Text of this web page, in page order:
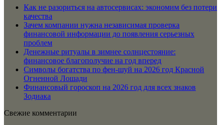
Как не разориться на автосервисах: экономим без потери
качества
Зачем компании нужна независимая проверка
финансовой информации до появления серьезных
проблем
Денежные ритуалы в зимнее солнцестояние:
финансовое благополучие на год вперед
Символы богатства по фен-шуй на 2026 год Красной
Огненной Лошади
Финансовый гороскоп на 2026 год для всех знаков
Зодиака
Свежие комментарии